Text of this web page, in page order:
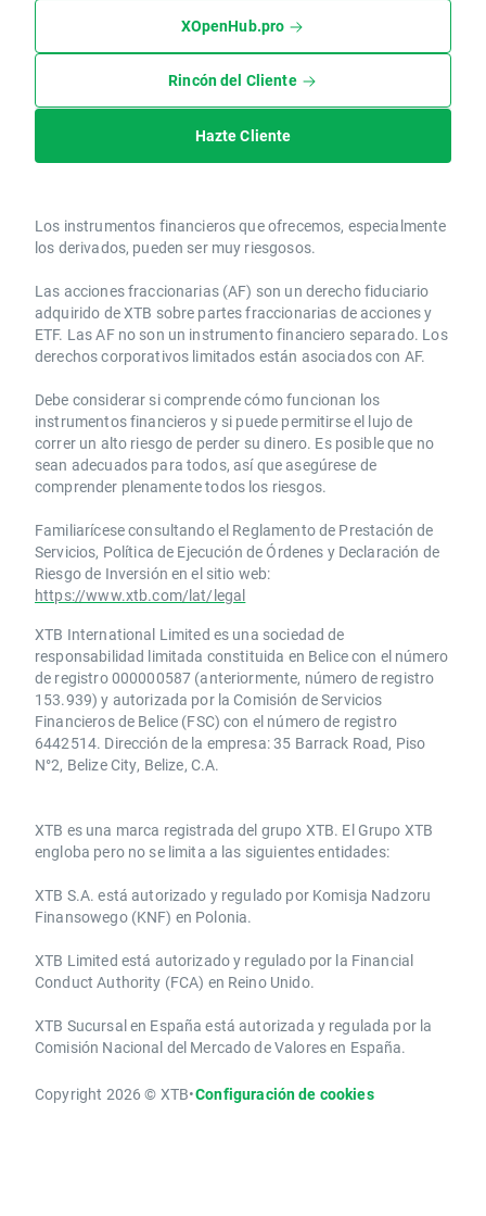
XOpenHub.pro
Rincón del Cliente
Hazte Cliente
Los instrumentos financieros que ofrecemos, especialmente
los derivados, pueden ser muy riesgosos.
Las acciones fraccionarias (AF) son un derecho fiduciario
adquirido de XTB sobre partes fraccionarias de acciones y
ETF. Las AF no son un instrumento financiero separado. Los
derechos corporativos limitados están asociados con AF.
Debe considerar si comprende cómo funcionan los
instrumentos financieros y si puede permitirse el lujo de
correr un alto riesgo de perder su dinero. Es posible que no
sean adecuados para todos, así que asegúrese de
comprender plenamente todos los riesgos.
Familiarícese consultando el Reglamento de Prestación de
Servicios, Política de Ejecución de Órdenes y Declaración de
Riesgo de Inversión en el sitio web:
https://www.xtb.com/lat/legal
XTB International Limited es una sociedad de
responsabilidad limitada constituida en Belice con el número
de registro 000000587 (anteriormente, número de registro
153.939) y autorizada por la Comisión de Servicios
Financieros de Belice (FSC) con el número de registro
6442514. Dirección de la empresa: 35 Barrack Road, Piso
N°2, Belize City, Belize, C.A.
​​XTB es una marca registrada del grupo XTB. El Grupo XTB
engloba pero no se limita a las siguientes entidades:
XTB S.A.​ está autorizado y regulado por Komisja Nadzoru
Finansowego (KNF) ​en Polonia.
XTB Limited ​está autorizado y regulado por la ​Financial
Conduct Authority ​(FCA) en ​​Reino Unido.
XTB Sucursal en España está autorizada y regulada por la
Comisión Nacional del Mercado de Valores en España.
Copyright 2026 © XTB•Configuración de cookies